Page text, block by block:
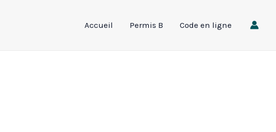
Accueil Permis B Code en ligne